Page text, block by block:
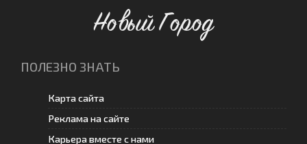
Новый Город
ПОЛЕЗНО ЗНАТЬ
Карта сайта
Реклама на сайте
Карьера вместе с нами